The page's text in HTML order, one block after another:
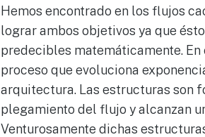
Hemos encontrado en los flujos
lograr ambos objetivos ya que
predecibles matemáticamente.
proceso que evoluciona
arquitectura. Las estructuras son
plegamiento del flujo y alcanzan
Venturosamente dichas